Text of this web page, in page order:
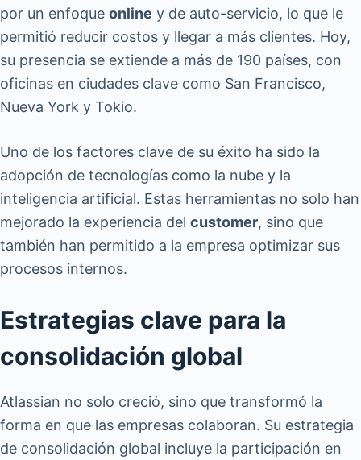
por un enfoque online y de auto-servicio, lo que le
permitió reducir costos y llegar a más clientes. Hoy,
su presencia se extiende a más de 190 países, con
oficinas en ciudades clave como San Francisco,
Nueva York y Tokio.
Uno de los factores clave de su éxito ha sido la
adopción de tecnologías como la nube y la
inteligencia artificial. Estas herramientas no solo han
mejorado la experiencia del customer, sino que
también han permitido a la empresa optimizar sus
procesos internos.
Estrategias clave para la
consolidación global
Atlassian no solo creció, sino que transformó la
forma en que las empresas colaboran. Su estrategia
de consolidación global incluye la participación en